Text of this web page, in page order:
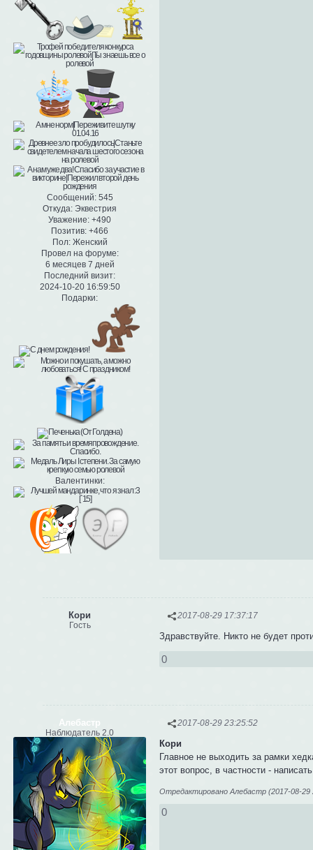
Сообщений:545
Откуда: Эквестрия
Уважение: +490
Позитив: +466
Пол:Женский
Провел на форуме:
6 месяцев 7 дней
Последний визит:
2024-10-20 16:59:50
Подарки:
Валентинки:
2017-08-29 17:37:17
Кори
Гость
Здравствуйте. Никто не будет
0
2017-08-29 23:25:52
Алебастр
Наблюдатель 2.0
Кори
Главное не выходить за рамки
этот вопрос, в частности -
Отредактировано Алебастр (2017-08-29
0